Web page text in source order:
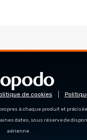
de cookies
à chaque produit et
dates, sous réserve de
aérienne